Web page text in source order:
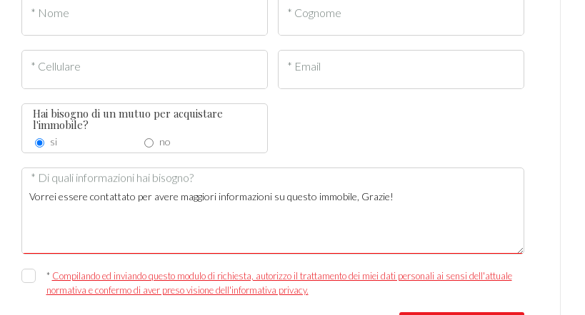
* Nome * Cognome
* Cellulare * Email
Hai bisogno di un mutuo per acquistare
l'immobile?
si no
* Di quali informazioni hai bisogno?
* Compilando ed inviando questo modulo di richiesta, autorizzo il trattamento dei miei dati personali ai sensi dell'attuale
normativa e confermo di aver preso visione dell'informativa privacy.